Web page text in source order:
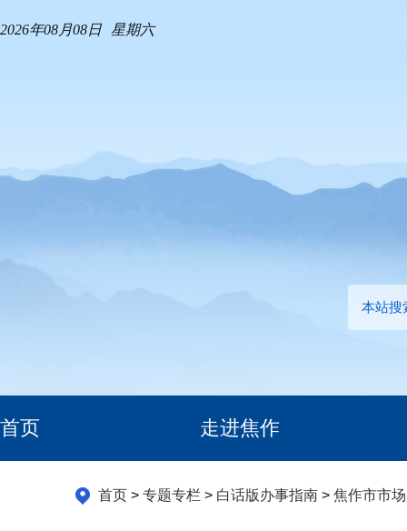
2026年08月08日 星期六
本站搜
首页 走进焦作
首页> 专题专栏 > 白话版办事指南> 焦作市市